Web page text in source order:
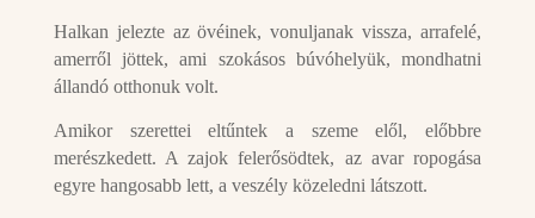
Halkan jelezte az övéinek, vonuljanak vissza, arrafelé,
amerről jöttek, ami szokásos búvóhelyük, mondhatni
állandó otthonuk volt.
Amikor szerettei eltűntek a szeme elől, előbbre
merészkedett. A zajok felerősödtek, az avar ropogása
egyre hangosabb lett, a veszély közeledni látszott.